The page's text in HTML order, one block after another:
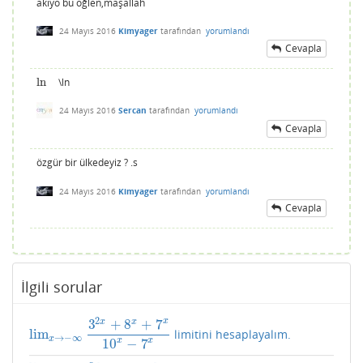
akıyo bu öğlen,maşallah
24 Mayıs 2016 Kimyager tarafından yorumlandı
Cevapla
ln
ln \ln
24 Mayıs 2016 Sercan tarafından yorumlandı
Cevapla
özgür bir ülkedeyiz ? .s
24 Mayıs 2016 Kimyager tarafından yorumlandı
Cevapla
İlgili sorular
limx→−∞
32x + 8x + 7x
10x − 7x
limx→−∞3 2x+8x+7x10x−7x limitini hesaplayalım.